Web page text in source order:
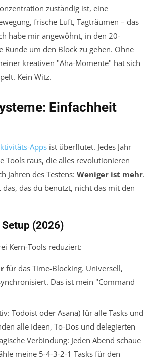
zuständig ist, eine
frische Luft, Tagträumen – das
habe mir angewöhnt, in den 20-
Runde um den Block zu gehen. Ohne
kreativen "Aha-Momente" hat sich
Kein Witz.
Einfachheit
Apps ist überflutet. Jedes Jahr
Tools raus, die alles revolutionieren
Jahren des Testens: Weniger ist mehr.
das, das du benutzt, nicht das mit den
(2026)
Kern-Tools reduziert:
für das Time-Blocking. Universell,
Das ist mein "Command
Todoist oder Asana) für alle Tasks und
alle Ideen, To-Dos und delegierten
Verbindung: Jeden Abend schaue
meine 5-4-3-2-1 Tasks für den